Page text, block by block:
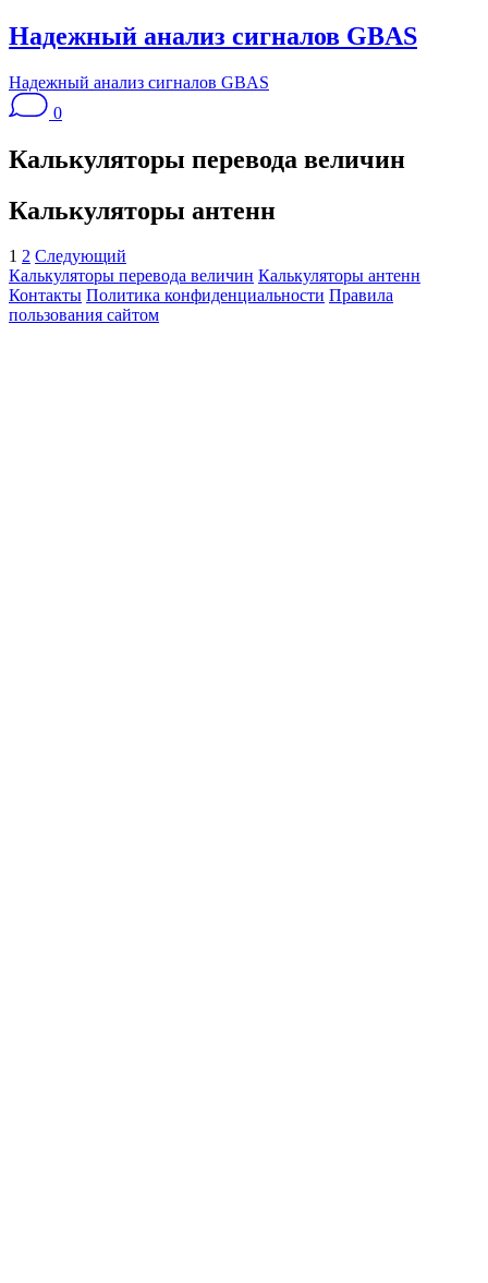
Надежный анализ сигналов GBAS
Надежный анализ сигналов GBAS
0
Калькуляторы перевода величин
Калькуляторы антенн
Пагинация
записей
1 2 Следующий
Калькуляторы перевода величин Калькуляторы антенн
Контакты Политика конфиденциальности Правила
пользования сайтом